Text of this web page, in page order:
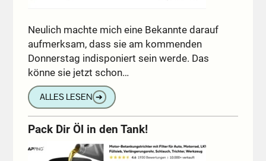
Neulich machte mich eine Bekannte darauf
aufmerksam, dass sie am kommenden
Donnerstag indisponiert sein werde. Das
könne sie jetzt schon…
ALLES LESEN ➔
Pack Dir Öl in den Tank!